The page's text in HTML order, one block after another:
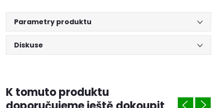
Parametry produktu
Diskuse
K tomuto produktu